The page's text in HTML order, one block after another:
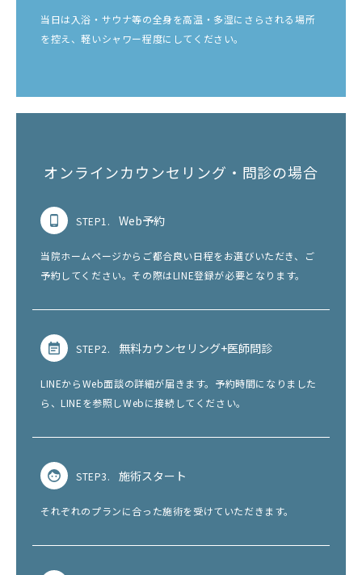
当日は入浴・サウナ等の全身を高温・多湿にさらされる場所
を控え、軽いシャワー程度にしてください。
オンラインカウンセリング・問診の場合
STEP1. Web予約
当院ホームページからご都合良い日程をお選びいただき、ご
予約してください。その際はLINE登録が必要となります。
STEP2. 無料カウンセリング+医師問診
LINEからWeb面談の詳細が届きます。予約時間になりました
ら、LINEを参照しWebに接続してください。
STEP3. 施術スタート
それぞれのプランに合った施術を受けていただきます。